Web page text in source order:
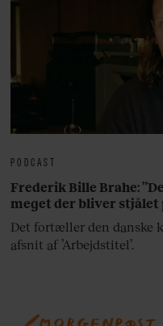
PODCAST
Frederik Bille Brahe:
meget der bliver stjålet
Det fortæller den danske
afsnit af ’Arbejdstitel’.